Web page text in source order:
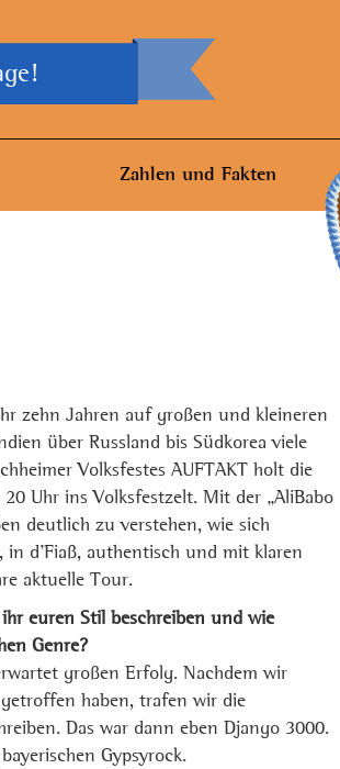
Zahlen und Fakten
zehn Jahren auf großen und kleineren
über Russland bis Südkorea viele
Volksfestes AUFTAKT holt die
Uhr ins Volksfestzelt. Mit der „AliBabo
deutlich zu verstehen, wie sich
d’Fiaß, authentisch und mit klaren
aktuelle Tour.
euren Stil beschreiben und wie
Genre?
großen Erfolg. Nachdem wir
haben, trafen wir die
Das war dann eben Django 3000.
Gypsyrock.